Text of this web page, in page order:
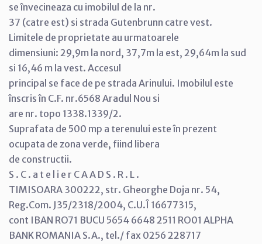
se învecineaza cu imobilul de la nr.
37 (catre est) si strada Gutenbrunn catre vest.
Limitele de proprietate au urmatoarele
dimensiuni: 29,9m la nord, 37,7m la est, 29,64m la sud
si 16,46 m la vest. Accesul
principal se face de pe strada Arinului. Imobilul este
înscris în C.F. nr.6568 Aradul Nou si
are nr. topo 1338.1339/2.
Suprafata de 500 mp a terenului este în prezent
ocupata de zona verde, fiind libera
de constructii.
S . C . a t e l i e r C A A D S . R . L .
TIMISOARA 300222, str. Gheorghe Doja nr. 54,
Reg.Com. J35/2318/2004, C.U.Î 16677315,
cont IBAN RO71 BUCU 5654 6648 2511 RO01 ALPHA
BANK ROMANIA S.A., tel./ fax 0256 228717